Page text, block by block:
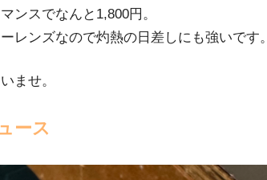
ンスでなんと1,800円。
レンズなので灼熱の日差しにも強いです。
ませ。
ース